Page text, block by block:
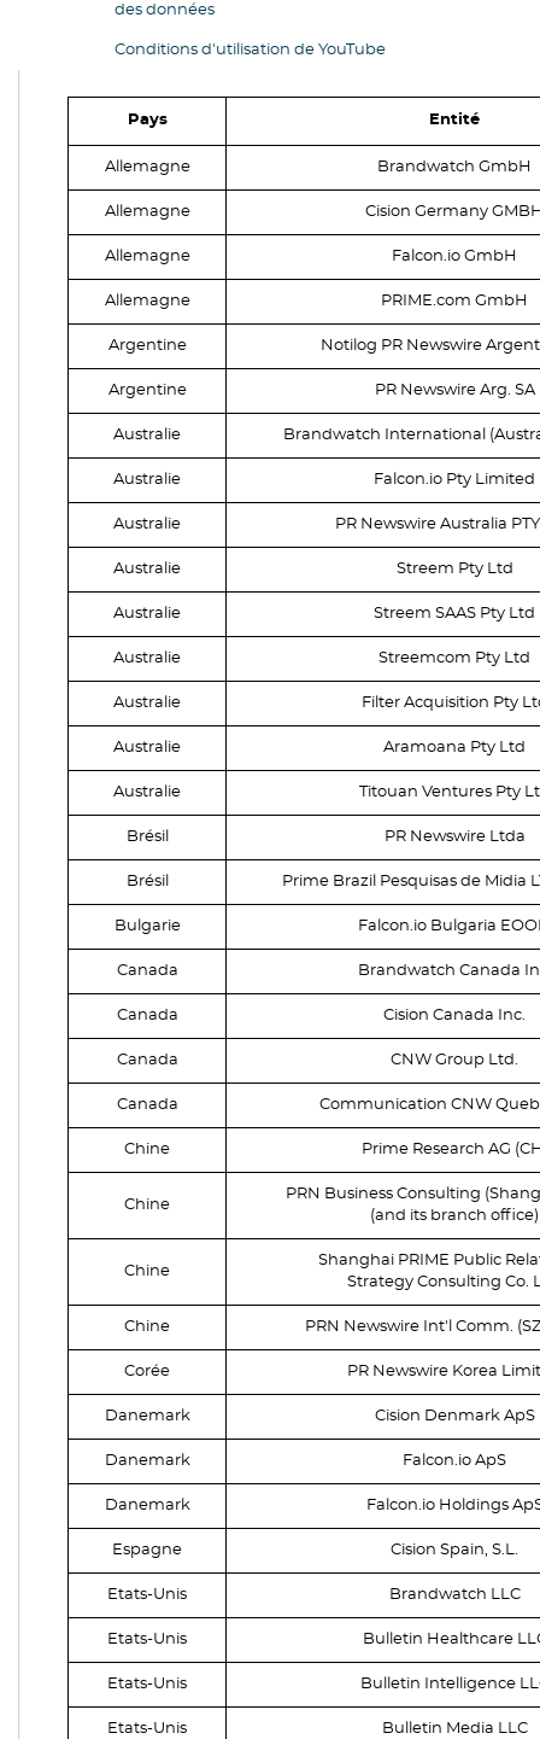
des données
Conditions d'utilisation de YouTube
Pays Entité
Allemagne Brandwatch GmbH
Allemagne Cision Germany
Allemagne Falcon.io GmbH
Allemagne PRIME.com GmbH
Argentine Notilog PR Newswire
Argentine PR Newswire Arg. SA
Australie Brandwatch International
Australie Falcon.io Pty Limited
Australie PR Newswire Australia
Australie Streem Pty Ltd
Australie Streem SAAS Pty Ltd
Australie Streemcom Pty Ltd
Australie Filter Acquisition Pty
Australie Aramoana Pty Ltd
Australie Titouan Ventures Pty
Brésil PR Newswire Ltda
Brésil Prime Brazil Pesquisas de Midia
Bulgarie Falcon.io Bulgaria
Canada Brandwatch Canada
Canada Cision Canada Inc.
Canada CNW Group Ltd.
Canada Communication CNW
Chine Prime Research AG
Chine
PRN Business Consulting
(and its branch office)
Chine
Shanghai PRIME Public
Strategy Consulting Co.
Chine PRN Newswire Int'l Comm.
Corée PR Newswire Korea
Danemark Cision Denmark ApS
Danemark Falcon.io ApS
Danemark Falcon.io Holdings
Espagne Cision Spain, S.L.
Etats-Unis Brandwatch LLC
Etats-Unis Bulletin Healthcare
Etats-Unis Bulletin Intelligence
Etats-Unis Bulletin Media LLC